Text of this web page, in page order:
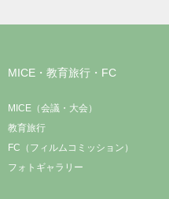
MICE・教育旅行・FC
MICE（会議・大会）
教育旅行
FC（フィルムコミッション）
フォトギャラリー